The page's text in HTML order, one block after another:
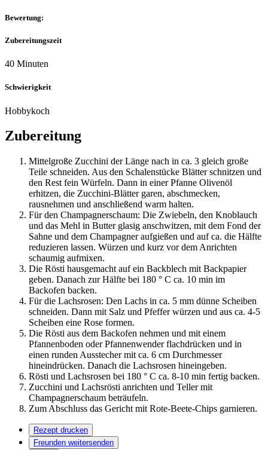
Bewertung:
Zubereitungszeit
40 Minuten
Schwierigkeit
Hobbykoch
Zubereitung
Mittelgroße Zucchini der Länge nach in ca. 3 gleich große
Teile schneiden. Aus den Schalenstücke Blätter schnitzen und
den Rest fein Würfeln. Dann in einer Pfanne Olivenöl
erhitzen, die Zucchini-Blätter garen, abschmecken,
rausnehmen und anschließend warm halten.
Für den Champagnerschaum: Die Zwiebeln, den Knoblauch
und das Mehl in Butter glasig anschwitzen, mit dem Fond der
Sahne und dem Champagner aufgießen und auf ca. die Hälfte
reduzieren lassen. Würzen und kurz vor dem Anrichten
schaumig aufmixen.
Die Rösti hausgemacht auf ein Backblech mit Backpapier
geben. Danach zur Hälfte bei 180 ° C ca. 10 min im
Backofen backen.
Für die Lachsrosen: Den Lachs in ca. 5 mm dünne Scheiben
schneiden. Dann mit Salz und Pfeffer würzen und aus ca. 4-5
Scheiben eine Rose formen.
Die Rösti aus dem Backofen nehmen und mit einem
Pfannenboden oder Pfannenwender flachdrücken und in
einen runden Ausstecher mit ca. 6 cm Durchmesser
hineindrücken. Danach die Lachsrosen hineingeben.
Rösti und Lachsrosen bei 180 ° C ca. 8-10 min fertig backen.
Zucchini und Lachsrösti anrichten und Teller mit
Champagnerschaum beträufeln.
Zum Abschluss das Gericht mit Rote-Beete-Chips garnieren.
Rezept drucken
Freunden weitersenden